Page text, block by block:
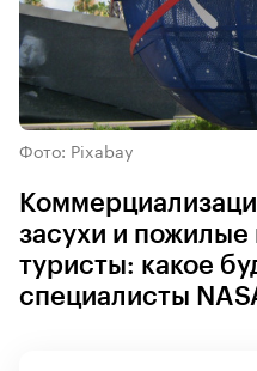
Фото: Pixabay
засухи и пожилые
туристы: какое
специалисты